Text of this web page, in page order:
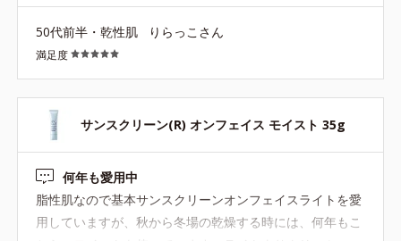
エアコンの効いた室内にいてもつっぱり感や乾燥する感じ
はありません。 湿度の多い今の季節にはちょうど良い着け
心地です。 ベージュの色もついていて、白浮きせず自然と
肌のアラも整えることができますし、こちらとサンスクリ
ーンパウダーなどを重ねると外出にも十分対応できます。
滝汗をかいても崩れにくいですし、お値段も1000円ちょっ
使い続けたいと思います!
50代前半・乾性肌 りらっこさん
満足度
サンスクリーン(R) オンフェイス モイスト 35g
何年も愛用中
脂性肌なので基本サンスクリーンオンフェイスライトを愛
用していますが、秋から冬場の乾燥する時には、何年もこ